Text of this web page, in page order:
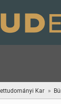
Kar »